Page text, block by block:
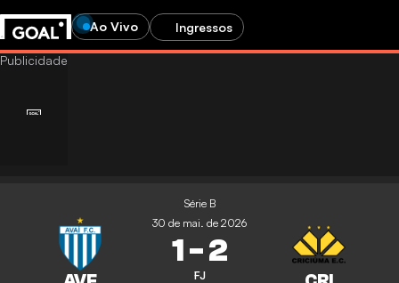
Ao Vivo Ingressos
Série B
30 de mai. de 2026
1-2
FJ